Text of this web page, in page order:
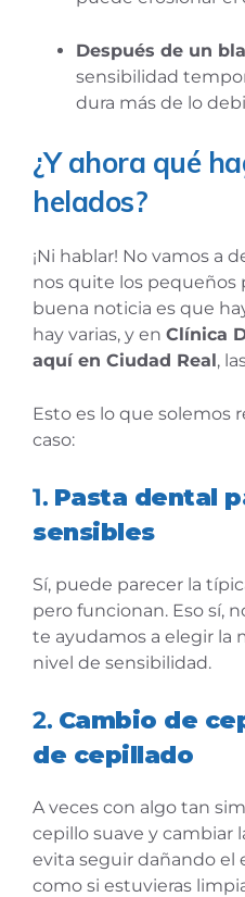
Después de un
sensibilidad
dura más de lo
¿Y ahora qué
helados?
¡Ni hablar! No vamos a
nos quite los pequeños
buena noticia es que
hay varias, y en Clínica
aquí en Ciudad Real,
Esto es lo que solemos
caso:
1. Pasta dental
sensibles
Sí, puede parecer la
pero funcionan. Eso sí,
te ayudamos a elegir la
nivel de sensibilidad.
2. Cambio de
de cepillado
A veces con algo tan
cepillo suave y cambiar
evita seguir dañando el
como si estuvieras